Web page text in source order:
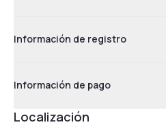
Información de registro
Información de pago
Localización